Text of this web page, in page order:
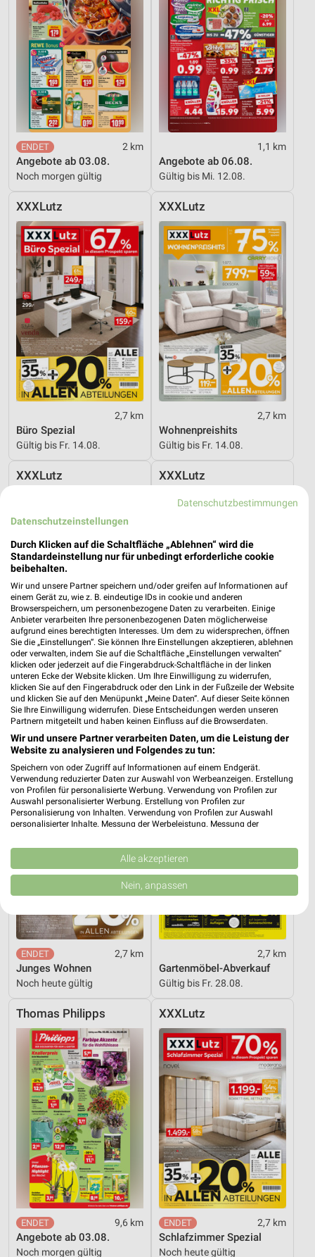
2 km
Angebote ab 03.08.
Noch morgen gültig
1,1 km
Angebote ab 06.08.
Gültig bis Mi. 12.08.
XXXLutz
2,7 km
Büro Spezial
Gültig bis Fr. 14.08.
XXXLutz
2,7 km
Wohnenpreishits
Gültig bis Fr. 14.08.
XXXLutz
2,7 km
Badezimmer-Testerinnen
Noch heute gültig
XXXLutz
2,7 km
Wohnideen so individuell wie du!
Gültig bis Fr. 14.08.
XXXLutz
2,7 km
Junges Wohnen
Noch heute gültig
XXXLutz
2,7 km
Gartenmöbel-Abverkauf
Gültig bis Fr. 28.08.
Thomas Philipps
9,6 km
Angebote ab 03.08.
Noch morgen gültig
XXXLutz
2,7 km
Schlafzimmer Spezial
Noch heute gültig
Datenschutzbestimmungen
Datenschutzeinstellungen
Durch Klicken auf die Schaltfläche „Ablehnen“ wird die
Standardeinstellung nur für unbedingt erforderliche cookie
beibehalten.
Wir und unsere Partner speichern und/oder greifen auf Informationen auf
einem Gerät zu, wie z. B. eindeutige IDs in cookie und anderen
Browserspeichern, um personenbezogene Daten zu verarbeiten. Einige
Anbieter verarbeiten Ihre personenbezogenen Daten möglicherweise
aufgrund eines berechtigten Interesses. Um dem zu widersprechen, öffnen
Sie die „Einstellungen“. Sie können Ihre Einstellungen akzeptieren, ablehnen
oder verwalten, indem Sie auf die Schaltfläche „Einstellungen verwalten“
klicken oder jederzeit auf die Fingerabdruck-Schaltfläche in der linken
unteren Ecke der Website klicken. Um Ihre Einwilligung zu widerrufen,
klicken Sie auf den Fingerabdruck oder den Link in der Fußzeile der Website
und klicken Sie auf den Menüpunkt „Meine Daten“. Auf dieser Seite können
Sie Ihre Einwilligung widerrufen. Diese Entscheidungen werden unseren
Partnern mitgeteilt und haben keinen Einfluss auf die Browserdaten.
Wir und unsere Partner verarbeiten Daten, um die Leistung der
Website zu analysieren und Folgendes zu tun:
Speichern von oder Zugriff auf Informationen auf einem Endgerät.
Verwendung reduzierter Daten zur Auswahl von Werbeanzeigen. Erstellung
von Profilen für personalisierte Werbung. Verwendung von Profilen zur
Auswahl personalisierter Werbung. Erstellung von Profilen zur
Personalisierung von Inhalten. Verwendung von Profilen zur Auswahl
personalisierter Inhalte. Messung der Werbeleistung. Messung der
Kombinationen von Daten aus verschiedenen Quellen. Entwicklung und
Verbesserung der Angebote. Verwendung reduzierter Daten zur Auswahl
von Inhalten.
Daten können außerhalb der Europäischen Union weitergegeben und in die
Website/App.
Partnerliste anzeigen (1 IAB-Anbieter)
Wir nutzen Ihre Daten für folgende Zwecke:
IAB-Verarbeitungszwecke:
Verwendung reduzierter Daten zur Auswahl von
Werbeanzeigen
Erstellung von Profilen für personalisierte
Werbung
Verwendung von Profilen zur Auswahl
personalisierter Werbung
Erstellung von Profilen zur Personalisierung
von Inhalten
Verwendung von Profilen zur Auswahl
personalisierter Inhalte
Messung der Werbeleistung
Alle akzeptieren
Nein, anpassen